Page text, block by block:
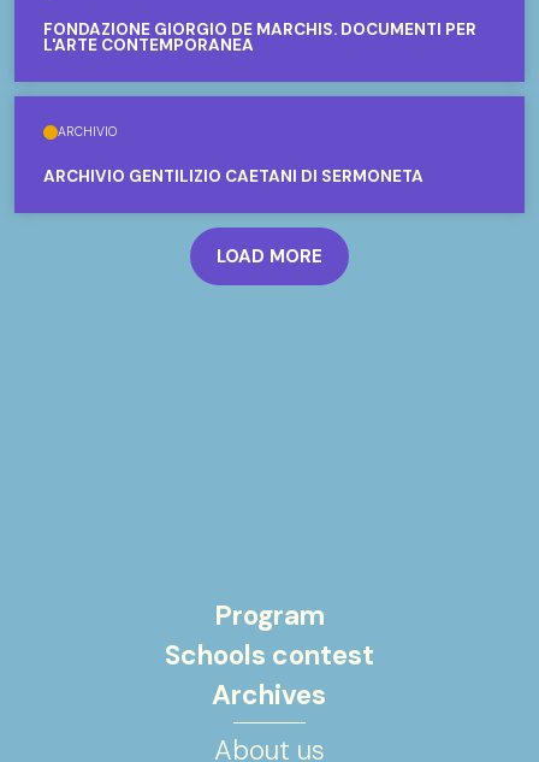
FONDAZIONE GIORGIO DE MARCHIS. DOCUMENTI PER
L'ARTE CONTEMPORANEA
ARCHIVIO
ARCHIVIO GENTILIZIO CAETANI DI SERMONETA
LOAD MORE
Program
Schools contest
Archives
About us